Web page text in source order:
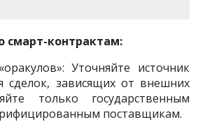
смарт-контрактам:
Уточняйте источник
сделок, зависящих от внешних
только государственным
поставщикам.